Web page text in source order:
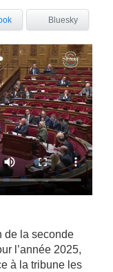
Bluesky
de la seconde
l’année 2025,
à la tribune les